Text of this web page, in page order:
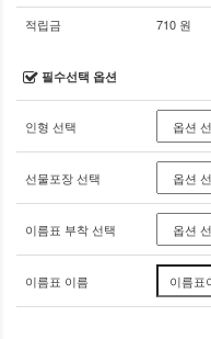
적립금 710 원
필수선택 옵션
인형 선택
선물포장 선택
이름표 부착 선택
이름표 이름